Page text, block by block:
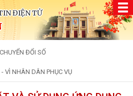
ĐIỆN TỬ
ĐỔI SỐ
VÌ NHÂN DÂN PHỤC VỤ